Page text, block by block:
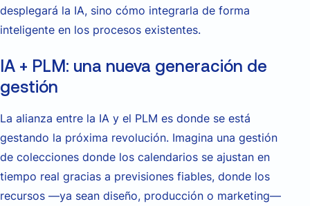
desplegará la IA, sino cómo integrarla de forma
inteligente en los procesos existentes.
IA + PLM: una nueva generación de
gestión
La alianza entre la IA y el PLM es donde se está
gestando la próxima revolución. Imagina una gestión
de colecciones donde los calendarios se ajustan en
tiempo real gracias a previsiones fiables, donde los
recursos —ya sean diseño, producción o marketing—